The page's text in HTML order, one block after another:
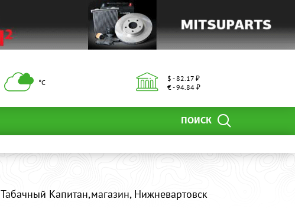
°С
$ - 82.17 ₽
€ - 94.84 ₽
ПОИСК
Табачный Капитан,магазин, Нижневартовск